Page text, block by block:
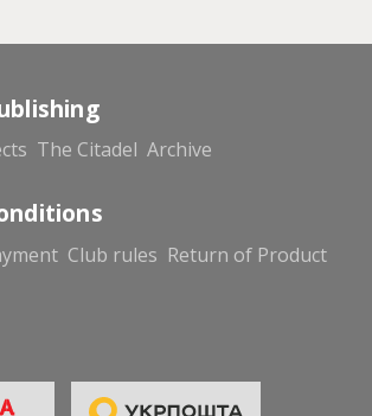
The Citadel Archive
Club rules Return of Product